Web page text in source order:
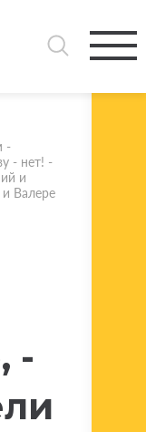
-
- нет! -
и
Валере
-